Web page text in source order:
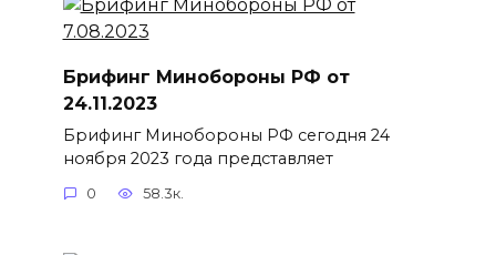
Брифинг Минобороны РФ от
24.11.2023
Брифинг Минобороны РФ сегодня 24
ноября 2023 года представляет
0 58.3к.